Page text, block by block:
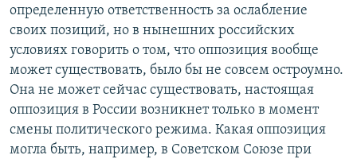
определенную ответственность за ослабление
своих позиций, но в нынешних российских
условиях говорить о том, что оппозиция вообще
может существовать, было бы не совсем остроумно.
Она не может сейчас существовать, настоящая
оппозиция в России возникнет только в момент
смены политического режима. Какая оппозиция
могла быть, например, в Советском Союзе при